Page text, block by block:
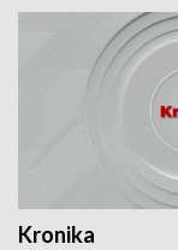
Kronika